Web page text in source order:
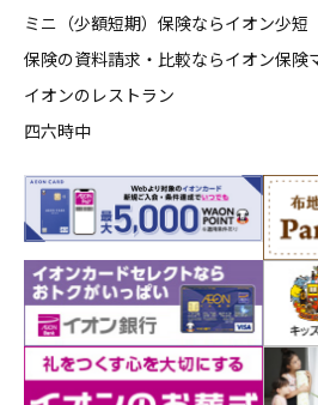
ミニ（少額短期）保険ならイオン少短
保険の資料請求・比較ならイオン保険
イオンのレストラン
四六時中